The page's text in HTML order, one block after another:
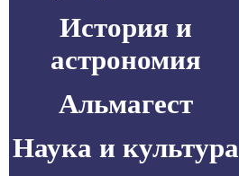
История и
астрономия
Альмагест
Наука и культура